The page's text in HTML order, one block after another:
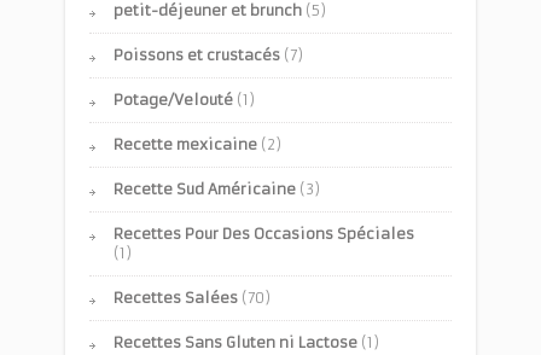
petit-déjeuner et brunch (5)
Poissons et crustacés (7)
Potage/Velouté (1)
Recette mexicaine (2)
Recette Sud Américaine (3)
Recettes Pour Des Occasions Spéciales
(1)
Recettes Salées (70)
Recettes Sans Gluten ni Lactose (1)